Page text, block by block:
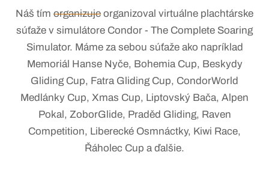
Náš tím organizuje organizoval virtuálne plachtárske
súťaže v simulátore Condor - The Complete Soaring
Simulator. Máme za sebou súťaže ako napríklad
Memoriál Hanse Nyče, Bohemia Cup, Beskydy
Gliding Cup, Fatra Gliding Cup, CondorWorld
Medlánky Cup, Xmas Cup, Liptovský Bača, Alpen
Pokal, ZoborGlide, Praděd Gliding, Raven
Competition, Liberecké Osmnáctky, Kiwi Race,
Řáholec Cup a ďalšie.